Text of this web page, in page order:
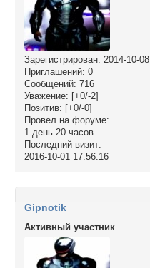
Зарегистрирован: 2014-10-08
Приглашений: 0
Сообщений: 716
Уважение: [+0/-2]
Позитив: [+0/-0]
Провел на форуме:
1 день 20 часов
Последний визит:
2016-10-01 17:56:16
Gipnotik
Активный участник